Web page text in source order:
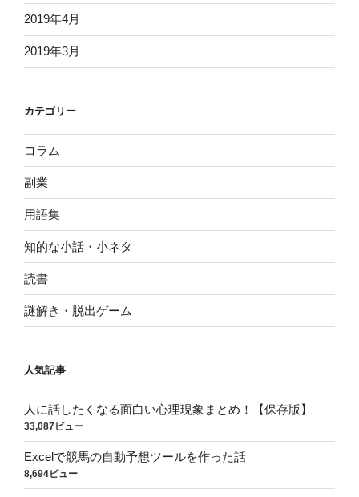
2019年4月
2019年3月
カテゴリー
コラム
副業
用語集
知的な小話・小ネタ
読書
謎解き・脱出ゲーム
人気記事
人に話したくなる面白い心理現象まとめ！【保存版】
33,087ビュー
Excelで競馬の自動予想ツールを作った話
8,694ビュー